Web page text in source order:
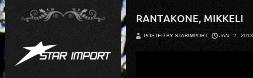
RANTAKONE, MIKKELI
POSTED BY STARIMPORT JAN - 2 - 2013